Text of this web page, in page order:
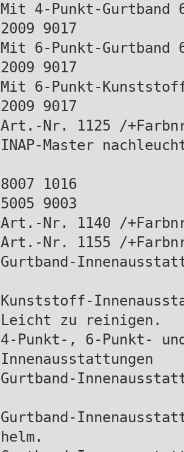
Mit 4-Punkt-Gurtband
2009 9017
Mit 6-Punkt-Gurtband
2009 9017
Mit 6-Punkt-
2009 9017
Art.-Nr. 1125 /
INAP-Master
8007 1016
5005 9003
Art.-Nr. 1140 /
Art.-Nr. 1155 /
Gurtband-
Kunststoff-
Leicht zu reinigen.
4-Punkt-, 6-Punkt-
Innenausstattungen
Gurtband-
Gurtband-
helm.